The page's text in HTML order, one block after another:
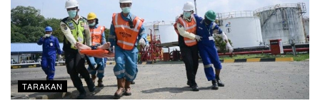
TARAKAN